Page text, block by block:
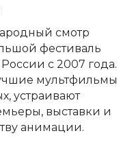
смотр
фестиваль
с 2007 года.
мультфильмы
устраивают
выставки и
анимации.